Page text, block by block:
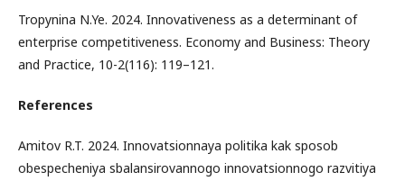
Tropynina N.Ye. 2024. Innovativeness as a determinant of
enterprise competitiveness. Economy and Business: Theory
and Practice, 10-2(116): 119–121.
References
Amitov R.T. 2024. Innovatsionnaya politika kak sposob
obespecheniya sbalansirovannogo innovatsionnogo razvitiya